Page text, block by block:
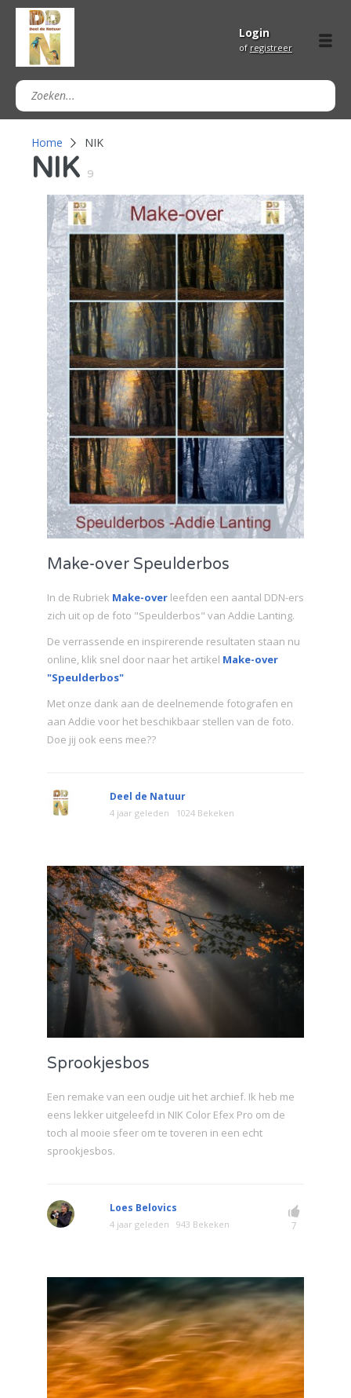
Login
of registreer
Home NIK
NIK 9
Make-over Speulderbos
In de Rubriek Make-over leefden een aantal DDN-ers
zich uit op de foto "Speulderbos" van Addie Lanting.
De verrassende en inspirerende resultaten staan nu
online, klik snel door naar het artikel Make-over
"Speulderbos"
Met onze dank aan de deelnemende fotografen en
aan Addie voor het beschikbaar stellen van de foto.
Doe jij ook eens mee??
Deel de Natuur
4 jaar geleden 1024 Bekeken
Sprookjesbos
Een remake van een oudje uit het archief. Ik heb me
eens lekker uitgeleefd in NIK Color Efex Pro om de
toch al mooie sfeer om te toveren in een echt
sprookjesbos.
Loes Belovics
4 jaar geleden 943 Bekeken 7